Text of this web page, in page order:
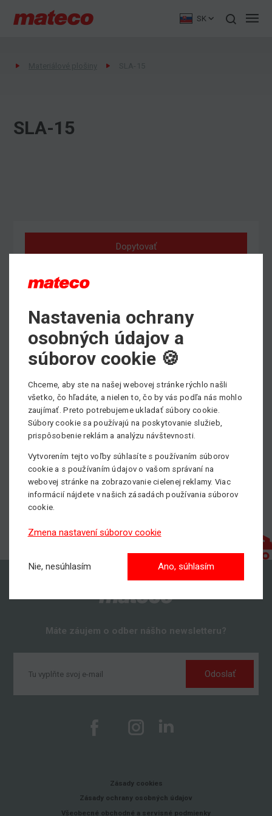
SK
SLA-15
Dopytovať
Max. výška zdvihu
4.98 m
Min. nosnosť
363 kg
Pohon
Manuálne poháňané
Máte záujem o odber nášho newsletteru?
Odoslať
Zásady cookies
Zásady ochrany osobných údajov
Všeobecné obchodné a servisné podmienky
Nastavenia ochrany
osobných údajov a
súborov cookie 🍪
Chceme, aby ste na našej webovej stránke rýchlo našli
všetko, čo hľadáte, a nielen to, čo by vás podľa nás mohlo
zaujímať. Preto potrebujeme ukladať súbory cookie.
Súbory cookie sa používajú na poskytovanie služieb,
prispôsobenie reklám a analýzu návštevnosti.
Vytvorením tejto voľby súhlasíte s používaním súborov
cookie a s používaním údajov o vašom správaní na
webovej stránke na zobrazovanie cielenej reklamy. Viac
informácií nájdete v našich zásadách používania súborov
cookie.
Zmena nastavení súborov cookie
Nie, nesúhlasím Ano, súhlasím